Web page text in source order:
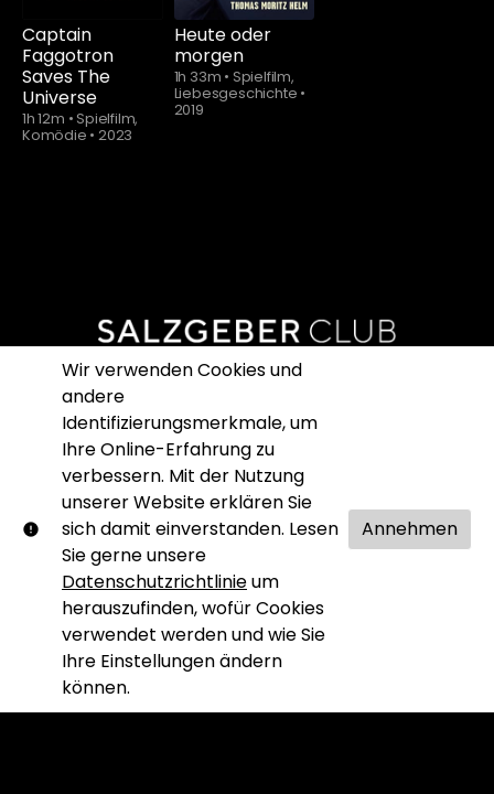
Wir verwenden Cookies und
andere
Identifizierungsmerkmale, um
Ihre Online-Erfahrung zu
verbessern. Mit der Nutzung
unserer Website erklären Sie
sich damit einverstanden. Lesen
Sie gerne unsere
Datenschutzrichtlinieum
herauszufinden, wofür Cookies
verwendet werden und wie Sie
Ihre Einstellungen ändern
können.
Annehmen
Captain
Faggotron
Saves The
Universe
1h 12m • Spielfilm,
Komödie • 2023
Heute oder
morgen
1h 33m • Spielfilm,
Liebesgeschichte •
2019
Nutzungsbedingungen
Impressum
Datenschutz
SALZGEBER SHOP
© Salzgeber Club. Alle Rechte vorbehalten. Kein Teil